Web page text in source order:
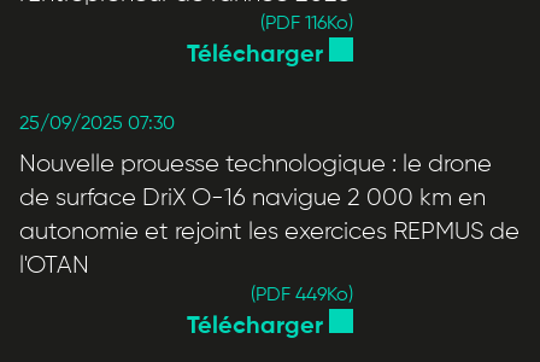
(PDF 116Ko)
Télécharger
25/09/2025 07:30
Nouvelle prouesse technologique : le drone
de surface DriX O-16 navigue 2 000 km en
autonomie et rejoint les exercices REPMUS de
l'OTAN
(PDF 449Ko)
Télécharger